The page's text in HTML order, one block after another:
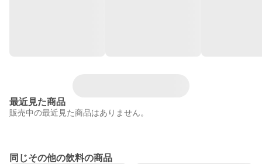
最近見た商品
販売中の最近見た商品はありません。
同じその他の飲料の商品